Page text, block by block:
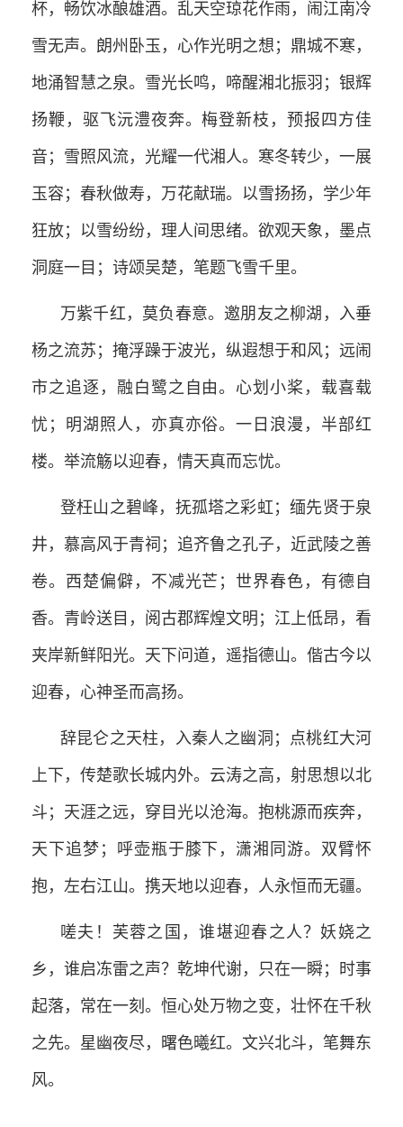
杯，畅饮冰酿雄酒。乱天空琼花作雨，闹江南冷
雪无声。朗州卧玉，心作光明之想；鼎城不寒，
地涌智慧之泉。雪光长鸣，啼醒湘北振羽；银辉
扬鞭，驱飞沅澧夜奔。梅登新枝，预报四方佳
音；雪照风流，光耀一代湘人。寒冬转少，一展
玉容；春秋做寿，万花献瑞。以雪扬扬，学少年
狂放；以雪纷纷，理人间思绪。欲观天象，墨点
洞庭一目；诗颂吴楚，笔题飞雪千里。
万紫千红，莫负春意。邀朋友之柳湖，入垂
杨之流苏；掩浮躁于波光，纵遐想于和风；远闹
市之追逐，融白鹭之自由。心划小桨，载喜载
忧；明湖照人，亦真亦俗。一日浪漫，半部红
楼。举流觞以迎春，情天真而忘忧。
登枉山之碧峰，抚孤塔之彩虹；缅先贤于泉
井，慕高风于青祠；追齐鲁之孔子，近武陵之善
卷。西楚偏僻，不减光芒；世界春色，有德自
香。青岭送目，阅古郡辉煌文明；江上低昂，看
夹岸新鲜阳光。天下问道，遥指德山。偕古今以
迎春，心神圣而高扬。
辞昆仑之天柱，入秦人之幽洞；点桃红大河
上下，传楚歌长城内外。云涛之高，射思想以北
斗；天涯之远，穿目光以沧海。抱桃源而疾奔，
天下追梦；呼壶瓶于膝下，潇湘同游。双臂怀
抱，左右江山。携天地以迎春，人永恒而无疆。
嗟夫！芙蓉之国，谁堪迎春之人？妖娆之
乡，谁启冻雷之声？乾坤代谢，只在一瞬；时事
起落，常在一刻。恒心处万物之变，壮怀在千秋
之先。星幽夜尽，曙色曦红。文兴北斗，笔舞东
风。